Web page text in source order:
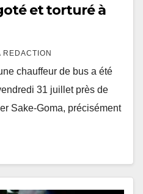
et torturé à
REDACTION
chauffeur de bus a été
31 juillet près de
Sake-Goma, précisément